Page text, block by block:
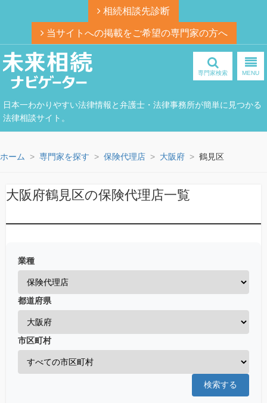
相続相談先診断
当サイトへの掲載をご希望の専門家の方へ
日本一わかりやすい法律情報と弁護士・法律事務所が簡単に見つかる
法律相談サイト。
専門家検索 MENU
ホーム 専門家を探す 保険代理店 大阪府 鶴見区
大阪府鶴見区の保険代理店一覧
業種
都道府県
市区町村
検索する